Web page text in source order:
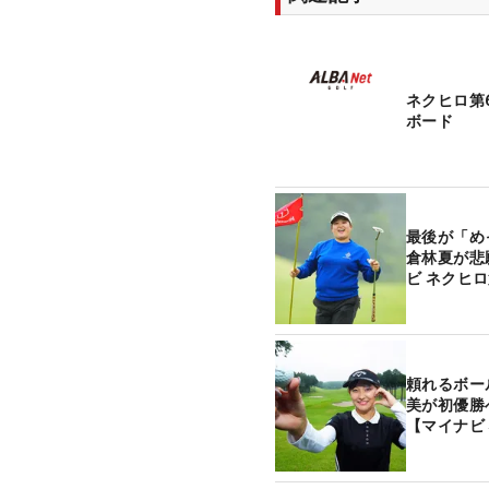
ネクヒロ
ボード
最後が「
倉林夏が悲
ビ ネクヒ
頼れるボー
美が初優勝
【マイナ